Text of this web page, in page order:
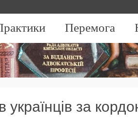
Перемога
за